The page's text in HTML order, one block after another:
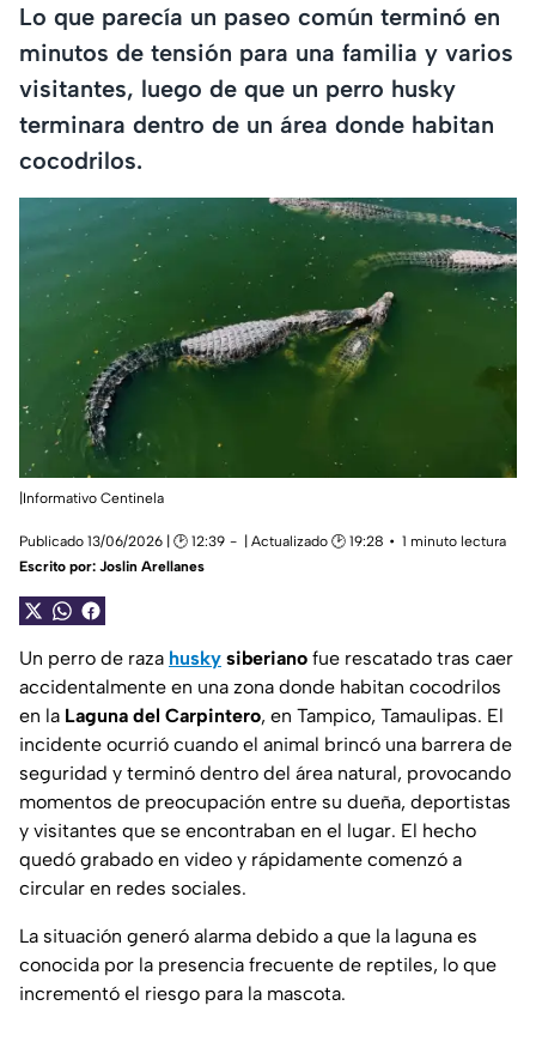
Lo que parecía un paseo común terminó en
minutos de tensión para una familia y varios
visitantes, luego de que un perro husky
terminara dentro de un área donde habitan
cocodrilos.
|Informativo Centinela
Publicado 13/06/2026 | 🕑 12:39 | Actualizado 🕑 19:28
1 minuto lectura
Escrito por: Joslin Arellanes
Un perro de raza husky siberiano fue rescatado tras caer
accidentalmente en una zona donde habitan cocodrilos
en la Laguna del Carpintero, en Tampico, Tamaulipas. El
incidente ocurrió cuando el animal brincó una barrera de
seguridad y terminó dentro del área natural, provocando
momentos de preocupación entre su dueña, deportistas
y visitantes que se encontraban en el lugar. El hecho
quedó grabado en video y rápidamente comenzó a
circular en redes sociales.
La situación generó alarma debido a que la laguna es
conocida por la presencia frecuente de reptiles, lo que
incrementó el riesgo para la mascota.